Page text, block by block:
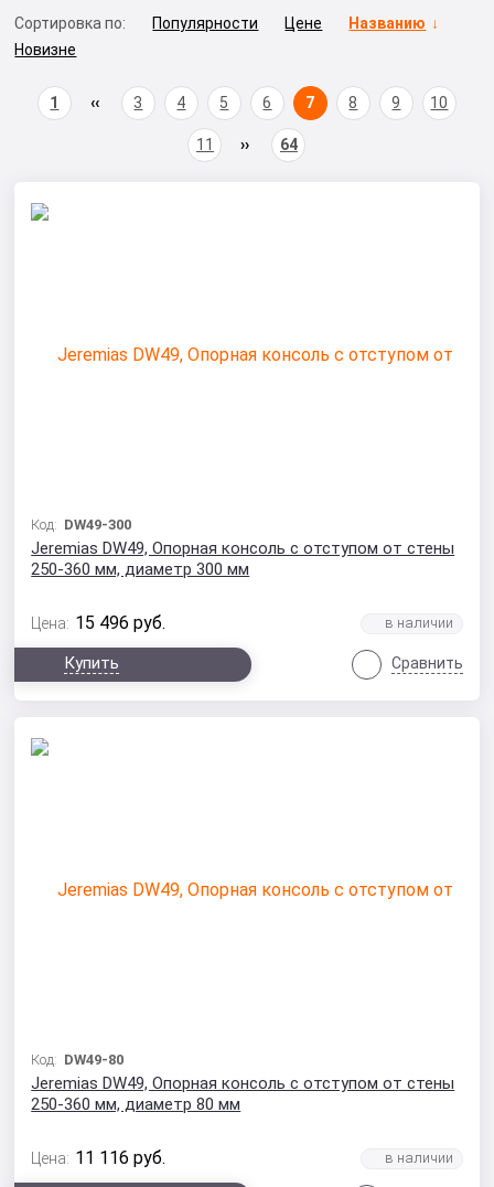
Сортировка по: Популярности Цене
Названию
Новизне
1 3 4 5 6 7 8 9 10
11 64
Код: DW49-300
Jeremias DW49, Опорная консоль с отступом от стены
250-360 мм, диаметр 300 мм
Цена: 15 496 руб.
Купить Сравнить
Код: DW49-80
Jeremias DW49, Опорная консоль с отступом от стены
250-360 мм, диаметр 80 мм
Цена: 11 116 руб.